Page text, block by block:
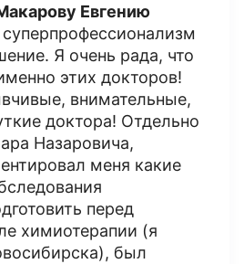
Евгению
суперпрофессионализм
Я очень рада, что
этих докторов!
внимательные,
доктора! Отдельно
Назаровича,
меня какие
перед
химиотерапии (я
был